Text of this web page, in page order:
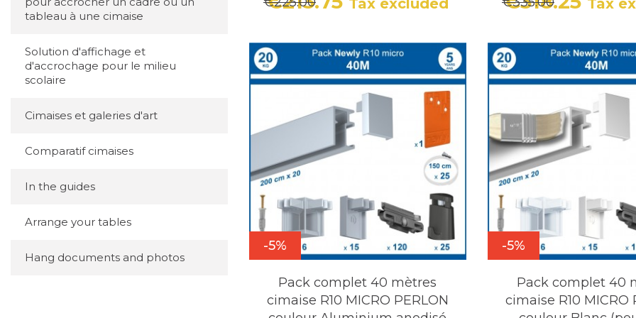
tableau à une cimaise
Solution d'affichage et
d'accrochage pour le milieu
scolaire
Cimaises et galeries d'art
Comparatif cimaises
In the guides
Arrange your tables
Hang documents and photos
Price
Tax excluded
Regular price Price
Tax
-5%
Pack complet 40 mètres
cimaise R10 MICRO PERLON
-5%
Pack complet 40
cimaise R10 MICRO